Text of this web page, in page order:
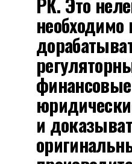
необходимо
и